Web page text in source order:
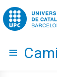
Go to upc.edu
Hide menu